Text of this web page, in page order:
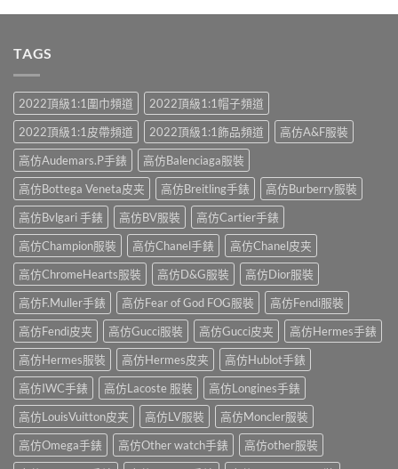
TAGS
2022頂級1:1圍巾頻道
2022頂級1:1帽子頻道
2022頂級1:1皮帶頻道
2022頂級1:1飾品頻道
高仿A&F服裝
高仿Audemars.P手錶
高仿Balenciaga服裝
高仿Bottega Veneta皮夹
高仿Breitling手錶
高仿Burberry服裝
高仿Bvlgari 手錶
高仿BV服裝
高仿Cartier手錶
高仿Champion服裝
高仿Chanel手錶
高仿Chanel皮夹
高仿ChromeHearts服裝
高仿D&G服裝
高仿Dior服裝
高仿F.Muller手錶
高仿Fear of God FOG服裝
高仿Fendi服裝
高仿Fendi皮夹
高仿Gucci服裝 高仿Gucci皮夹
高仿Hermes手錶
高仿Hermes服裝
高仿Hermes皮夹
高仿Hublot手錶
高仿IWC手錶
高仿Lacoste 服裝
高仿Longines手錶
高仿LouisVuitton皮夹
高仿LV服裝
高仿Moncler服裝
高仿Omega手錶
高仿Other watch手錶
高仿other服裝